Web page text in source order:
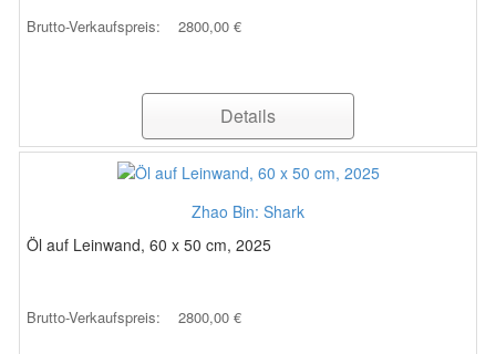
Brutto-Verkaufspreis: 2800,00 €
Details
Zhao Bin: Shark
Öl auf Leinwand, 60 x 50 cm, 2025
Brutto-Verkaufspreis: 2800,00 €